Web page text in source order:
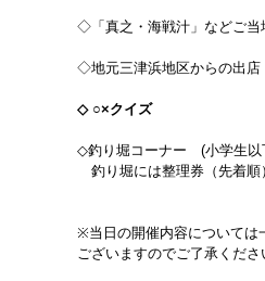
◇「真之・海戦汁」などご当
◇地元三津浜地区からの出店
◇ ○×クイズ
◇釣り堀コーナー (小学生以
釣り堀には整理券（先着
※当日の開催内容については
ございますのでご了承くださ